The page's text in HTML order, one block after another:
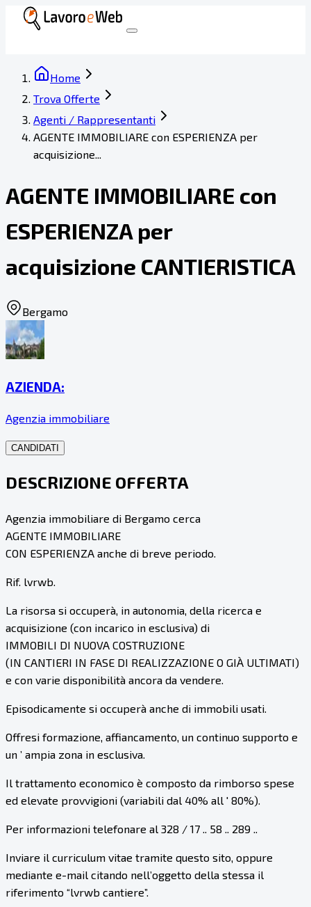
Home
Trova Offerte
Agenti / Rappresentanti
AGENTE IMMOBILIARE con ESPERIENZA per
acquisizione...
AGENTE IMMOBILIARE con
ESPERIENZA per
acquisizione CANTIERISTICA
Bergamo
AZIENDA:
Agenzia immobiliare
CANDIDATI
DESCRIZIONE OFFERTA
Agenzia immobiliare di Bergamo cerca
AGENTE IMMOBILIARE
CON ESPERIENZA anche di breve periodo.
Rif. lvrwb.
La risorsa si occuperà, in autonomia, della ricerca e
acquisizione (con incarico in esclusiva) di
IMMOBILI DI NUOVA COSTRUZIONE
(IN CANTIERI IN FASE DI REALIZZAZIONE O GIÀ ULTIMATI)
e con varie disponibilità ancora da vendere.
Episodicamente si occuperà anche di immobili usati.
Offresi formazione, affiancamento, un continuo supporto e
un ’ ampia zona in esclusiva.
Il trattamento economico è composto da rimborso spese
ed elevate provvigioni (variabili dal 40% all ' 80%).
Per informazioni telefonare al 328 / 17 .. 58 .. 289 ..
Inviare il curriculum vitae tramite questo sito, oppure
mediante e-mail citando nell’oggetto della stessa il
riferimento “lvrwb cantiere”.